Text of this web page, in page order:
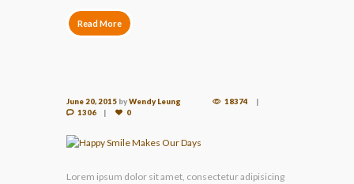
Read More
June 20, 2015 byWendy Leung
18374
1306
0
Lorem ipsum dolor sit amet, consectetur adipisicing